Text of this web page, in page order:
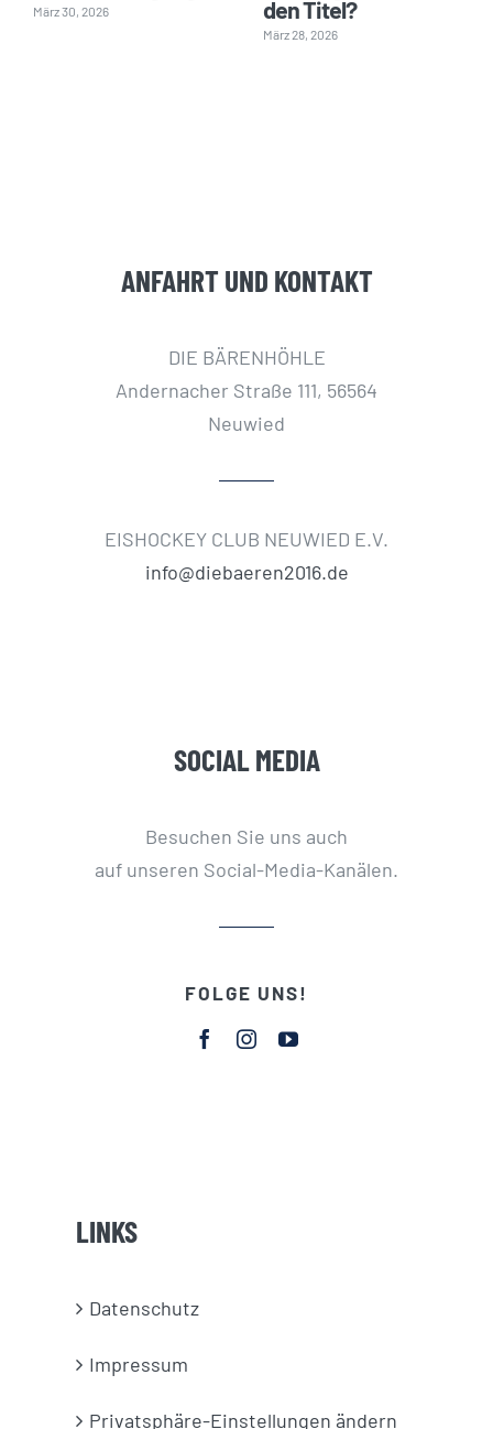
März 30, 2026
den Titel?
März 28, 2026
ANFAHRT UND KONTAKT
DIE BÄRENHÖHLE
Andernacher Straße 111, 56564
Neuwied
EISHOCKEY CLUB NEUWIED E.V.
info@diebaeren2016.de
SOCIAL MEDIA
Besuchen Sie uns auch
auf unseren Social-Media-Kanälen.
FOLGE UNS!
LINKS
Datenschutz
Impressum
Privatsphäre-Einstellungen ändern